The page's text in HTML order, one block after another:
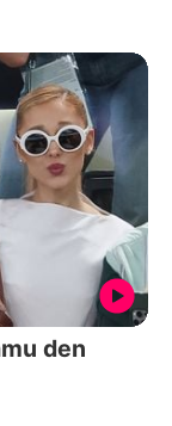
den